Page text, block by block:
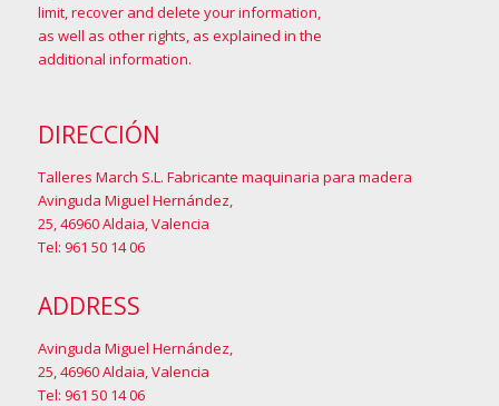
limit, recover and delete your information,
as well as other rights, as explained in the
additional information.
DIRECCIÓN
Talleres March S.L. Fabricante maquinaria para madera
Avinguda Miguel Hernández,
25, 46960 Aldaia, Valencia
Tel: 961 50 14 06
ADDRESS
Avinguda Miguel Hernández,
25, 46960 Aldaia, Valencia
Tel: 961 50 14 06